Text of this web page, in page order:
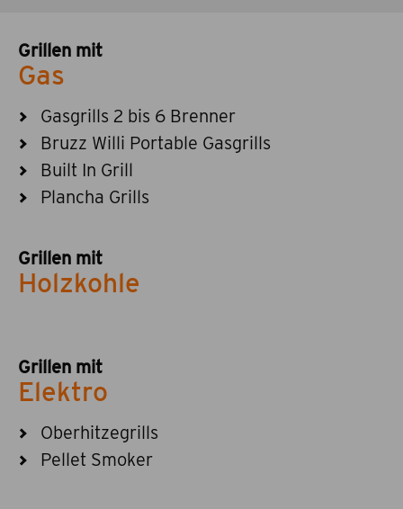
Grillen mit
Gas
Gasgrills 2 bis 6 Brenner
Bruzz Willi Portable Gasgrills
Built In Grill
Plancha Grills
Grillen mit
Holzkohle
Grillen mit
Elektro
Oberhitzegrills
Pellet Smoker